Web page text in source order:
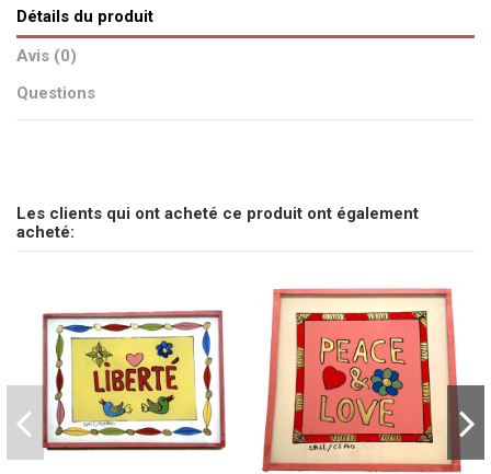
Détails du produit
Avis (0)
Questions
Soyez le premier à poser une question sur ce produit !
Les clients qui ont acheté ce produit ont également
acheté: